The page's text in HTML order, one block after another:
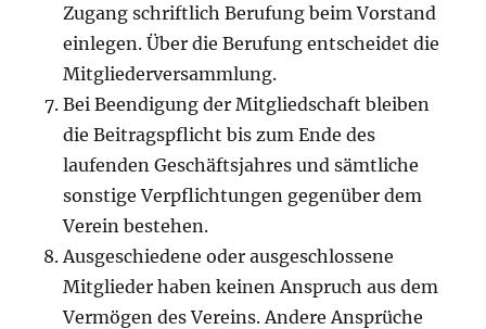
Zugang schriftlich Berufung beim Vorstand
einlegen. Über die Berufung entscheidet die
Mitgliederversammlung.
Bei Beendigung der Mitgliedschaft bleiben
die Beitragspflicht bis zum Ende des
laufenden Geschäftsjahres und sämtliche
sonstige Verpflichtungen gegenüber dem
Verein bestehen.
Ausgeschiedene oder ausgeschlossene
Mitglieder haben keinen Anspruch aus dem
Vermögen des Vereins. Andere Ansprüche